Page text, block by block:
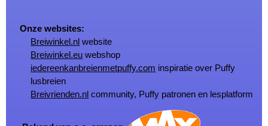
Onze websites:
Breiwinkel.nl website
Breiwinkel.eu webshop
iedereenkanbreienmetpuffy.com inspiratie over Puffy
lusbreien
Breivrienden.nl community, Puffy patronen en lesplatform